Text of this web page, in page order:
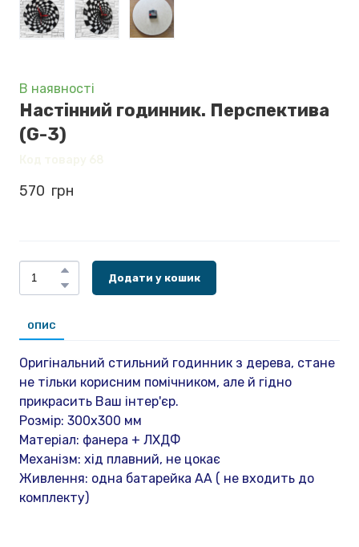
В наявності
Настінний годинник. Перспектива
(G-3)
570  грн
Додати у кошик
ОПИС
Оригінальний стильний годинник з дерева, стане
не тільки корисним помічником, але й гідно
прикрасить Ваш інтер'єр.
Розмір: 300х300 мм
Матеріал: фанера + ЛХДФ
Механізм: хід плавний, не цокає
Живлення: одна батарейка АА ( не входить до
комплекту)